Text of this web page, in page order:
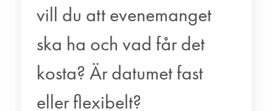
vill du att evenemanget
ska ha och vad får det
kosta? Är datumet fast
eller flexibelt?